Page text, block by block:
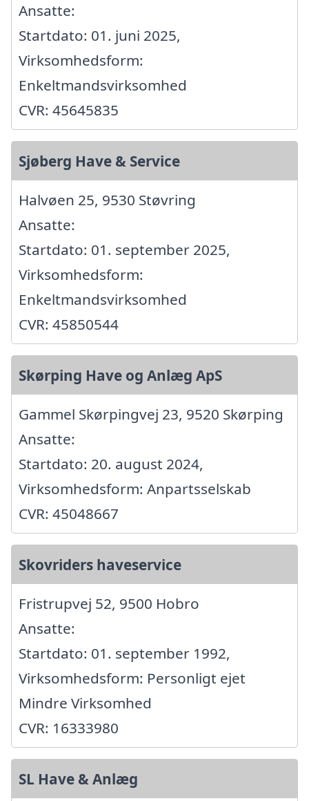
Ansatte:
Startdato: 01. juni 2025,
Virksomhedsform:
Enkeltmandsvirksomhed
CVR: 45645835
Sjøberg Have & Service
Halvøen 25, 9530 Støvring
Ansatte:
Startdato: 01. september 2025,
Virksomhedsform:
Enkeltmandsvirksomhed
CVR: 45850544
Skørping Have og Anlæg ApS
Gammel Skørpingvej 23, 9520 Skørping
Ansatte:
Startdato: 20. august 2024,
Virksomhedsform: Anpartsselskab
CVR: 45048667
Skovriders haveservice
Fristrupvej 52, 9500 Hobro
Ansatte:
Startdato: 01. september 1992,
Virksomhedsform: Personligt ejet
Mindre Virksomhed
CVR: 16333980
SL Have & Anlæg